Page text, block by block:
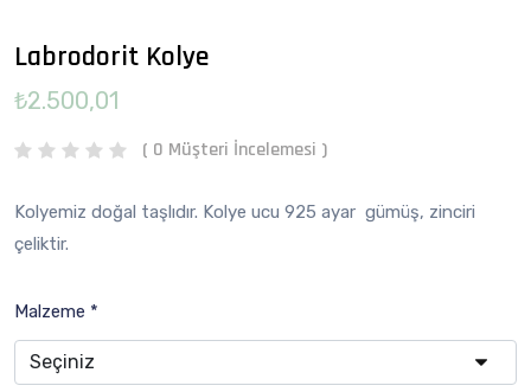
Labrodorit Kolye
₺2.500,01
( 0 Müşteri İncelemesi )
Kolyemiz doğal taşlıdır. Kolye ucu 925 ayar gümüş, zinciri
çeliktir.
Malzeme *